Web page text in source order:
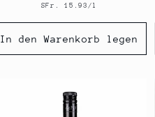
Grundpreis
SFr. 15.93/l
In den Warenkorb legen